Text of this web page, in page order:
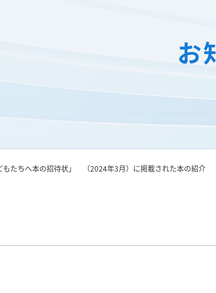
お
もたちへ本の招待状」 （2024年3月）に掲載された本の紹介